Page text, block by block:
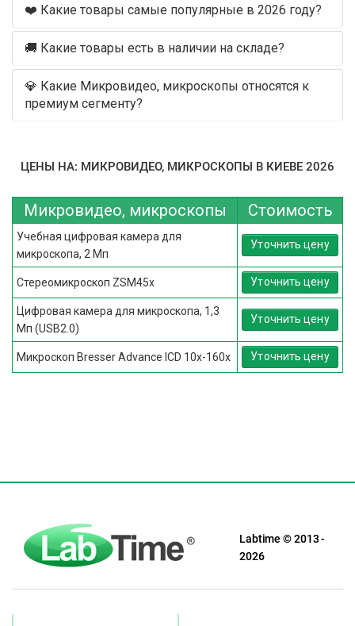
❤️ Какие товары самые популярные в 2026 году?
🚚 Какие товары есть в наличии на складе?
💎 Какие Микровидео, микроскопы относятся к
премиум сегменту?
ЦЕНЫ НА: МИКРОВИДЕО, МИКРОСКОПЫ В КИЕВЕ 2026
Микровидео, микроскопы Стоимость
Учебная цифровая камера для
микроскопа, 2 Мп
Уточнить цену
Стереомикроскоп ZSM45x Уточнить цену
Цифровая камера для микроскопа, 1,3
Мп (USB2.0)
Уточнить цену
Микроскоп Bresser Advance ICD 10x-160x Уточнить цену
Labtime © 2013 -
2026